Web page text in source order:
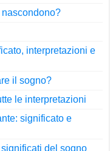
interpretazioni e
il sogno?
le interpretazioni
significato e
del sogno